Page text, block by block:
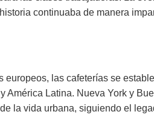
continuaba de manera
europeos, las cafeterías se
América Latina. Nueva York y
la vida urbana, siguiendo el